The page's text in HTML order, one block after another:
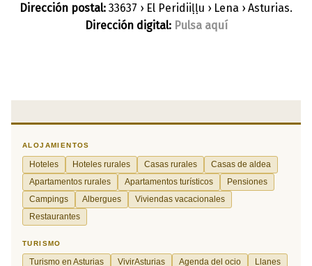
Dirección postal: 33637 › El Peridiiḷḷu › Lena › Asturias.
Dirección digital: Pulsa aquí